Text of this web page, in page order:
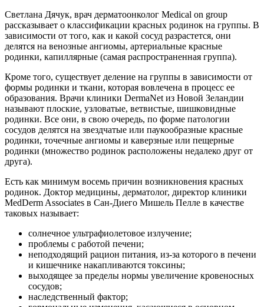
Светлана Дячук, врач дерматоонколог Medical on group
рассказывает о классификации красных родинок на группы. В
зависимости от того, как и какой сосуд разрастется, они
делятся на венозные ангиомы, артериальные красные
родинки, капиллярные (самая распространенная группа).
Кроме того, существует деление на группы в зависимости от
формы родинки и ткани, которая вовлечена в процесс ее
образования. Врачи клиники DermaNet из Новой Зеландии
называют плоские, узловатые, ветвистые, шишковидные
родинки. Все они, в свою очередь, по форме патологии
сосудов делятся на звездчатые или паукообразные красные
родинки, точечные ангиомы и каверзные или пещерные
родинки (множество родинок расположены недалеко друг от
друга).
Есть как минимум восемь причин возникновения красных
родинок. Доктор медицины, дерматолог, директор клиники
MedDerm Associates в Сан-Диего Мишель Пелле в качестве
таковых называет:
солнечное ультрафиолетовое излучение;
проблемы с работой печени;
неподходящий рацион питания, из-за которого в печени
и кишечнике накапливаются токсины;
выходящее за пределы нормы увеличение кровеносных
сосудов;
наследственный фактор;